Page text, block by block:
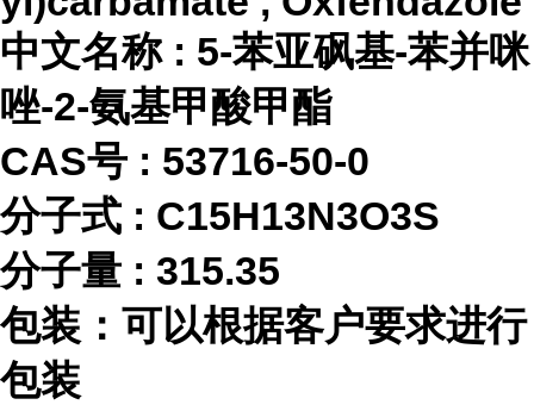
中文名称 : 5-苯亚砜基-苯并咪
唑-2-氨基甲酸甲酯
CAS号 : 53716-50-0
分子式 : C15H13N3O3S
分子量 : 315.35
包装：可以根据客户要求进行
包装